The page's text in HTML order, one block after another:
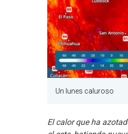
Un lunes caluroso
El calor que ha